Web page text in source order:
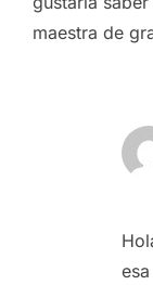
maestra de